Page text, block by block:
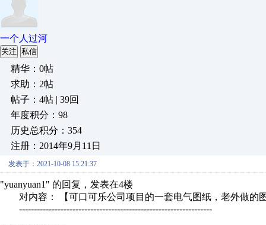
一个人过河
关注 私信
精华：0帖
求助：2帖
帖子：4帖 | 39回
年度积分：98
历史总积分：354
注册：2014年9月11日
发表于：2021-10-08 15:21:37
"yuanyuan1" 的回复，发表在4楼
对内容： 【可口可乐公司项目的一套电气图纸，老外做的
-----------------------------------------------------------------